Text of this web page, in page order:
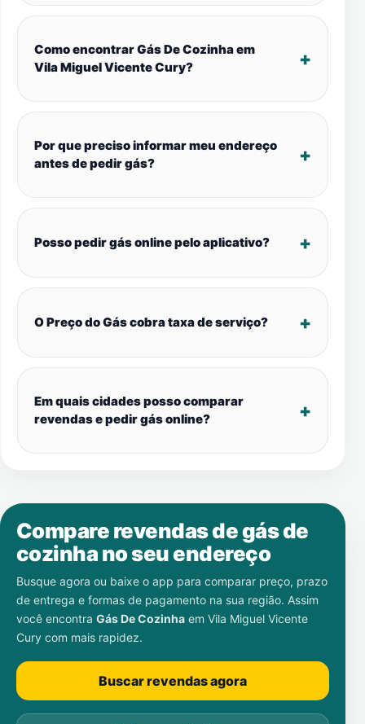
Como encontrar Gás De Cozinha em
Vila Miguel Vicente Cury?
Por que preciso informar meu endereço
antes de pedir gás?
Posso pedir gás online pelo aplicativo?
O Preço do Gás cobra taxa de serviço?
Em quais cidades posso comparar
revendas e pedir gás online?
Compare revendas de gás de
cozinha no seu endereço
Busque agora ou baixe o app para comparar preço, prazo
de entrega e formas de pagamento na sua região. Assim
você encontra Gás De Cozinha em Vila Miguel Vicente
Cury com mais rapidez.
Buscar revendas agora